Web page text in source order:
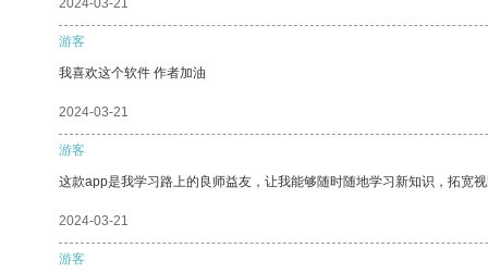
2024-03-21
游客
我喜欢这个软件 作者加油
2024-03-21
游客
这款app是我学习路上的良师益友，让我能够随时随地学习新知识，拓宽
2024-03-21
游客